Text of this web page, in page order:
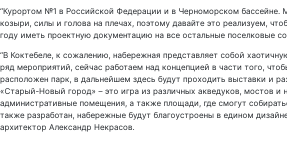
“Курортом №1 в Российской Федерации и в Черноморском бассейне.
козыри, силы и голова на плечах, поэтому давайте это реализуем,
году иметь проектную документацию на все остальные поселковые
“В Коктебеле, к сожалению, набережная представляет собой
ряд мероприятий, сейчас работаем над концепцией в части того,
расположен парк, в дальнейшем здесь будут проходить выставки и
«Старый-Новый город» – это игра из различных акведуков, мостов и
административные помещения, а также площади, где смогут
также разработан, набережные будут благоустроены в едином
архитектор Александр Некрасов.